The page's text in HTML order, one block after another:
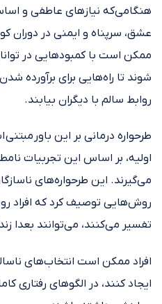
هنگامی‌که نیازهای عاطفی و
عشق، سرپناه و ایمنی در دوران
ممکن است با کمبودهایی در
شوند تا راه‌هایی برای برآورده
روابط سالم با دیگران بیابند.
طرحواره درمانی بر این باور
اولیه، بر اساس این تجربیات
می‌گیرند. این طرحواره‌های
روش‌هایی توصیف کرد که افراد
تفسیر می‌کنند، می‌توانند بعدا
افراد ممکن است انتخاب‌های
ایجاد کنند، در الگوهای رفتاری